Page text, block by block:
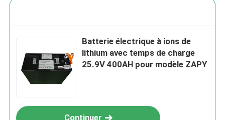
Batterie électrique à ions de
lithium avec temps de charge
25.9V 400AH pour modèle ZAPY
Continuer